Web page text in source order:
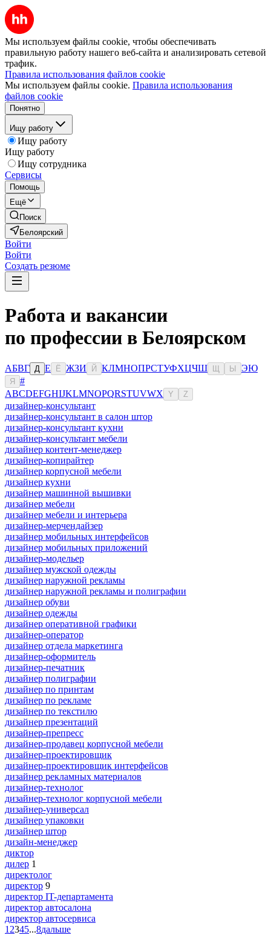
Мы используем файлы cookie, чтобы обеспечивать
правильную работу нашего веб-сайта и анализировать сетевой
трафик.
Правила использования файлов cookie
Мы используем файлы cookie. Правила использования
файлов cookie
Понятно
Ищу работу
Ищу работу
Ищу работу
Ищу сотрудника
Сервисы
Помощь
Ещё
Поиск
Белоярский
Войти
Войти
Создать резюме
Работа и вакансии
по профессии в Белоярском
АБВГ Д Е Ё ЖЗИ Й КЛМНОПРСТУФХЦЧШ Ы ЭЮ
Я
#
ABCDEFGHIJKLMNOPQRSTUVWX Y Z
дизайнер-консультант
дизайнер-консультант в салон штор
дизайнер-консультант кухни
дизайнер-консультант мебели
дизайнер контент-менеджер
дизайнер-копирайтер
дизайнер корпусной мебели
дизайнер кухни
дизайнер машинной вышивки
дизайнер мебели
дизайнер мебели и интерьера
дизайнер-мерчендайзер
дизайнер мобильных интерфейсов
дизайнер мобильных приложений
дизайнер-модельер
дизайнер мужской одежды
дизайнер наружной рекламы
дизайнер наружной рекламы и полиграфии
дизайнер обуви
дизайнер одежды
дизайнер оперативной графики
дизайнер-оператор
дизайнер отдела маркетинга
дизайнер-оформитель
дизайнер-печатник
дизайнер полиграфии
дизайнер по принтам
дизайнер по рекламе
дизайнер по текстилю
дизайнер презентаций
дизайнер-препресс
дизайнер-продавец корпусной мебели
дизайнер-проектировщик
дизайнер-проектировщик интерфейсов
дизайнер рекламных материалов
дизайнер-технолог
дизайнер-технолог корпусной мебели
дизайнер-универсал
дизайнер упаковки
дизайнер штор
дизайн-менеджер
диктор
дилер 1
директолог
директор 9
директор IT-департамента
директор автосалона
директор автосервиса
1 2345...8дальше